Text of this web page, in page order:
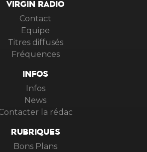
VIRGIN RADIO
Contact
Equipe
Titres diffusés
Fréquences
INFOS
Infos
News
la rédac
RUBRIQUES
Bons Plans